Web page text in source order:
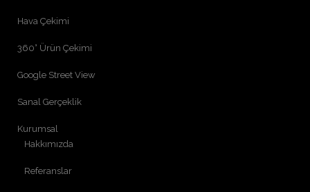
Hava Çekimi
360° Ürün Çekimi
Google Street View
Sanal Gerçeklik
Kurumsal
Hakkımızda
Referanslar